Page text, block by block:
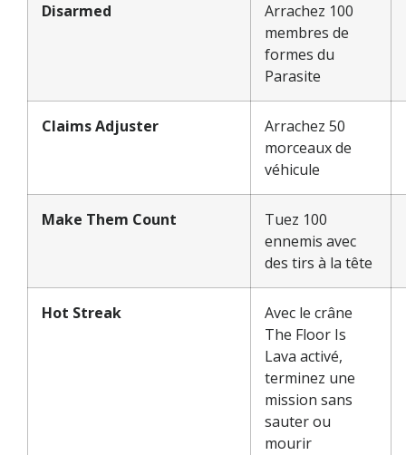
Disarmed
Arrachez 100
membres de
formes du
Parasite
Claims Adjuster
Arrachez 50
morceaux de
véhicule
Make Them Count
Tuez 100
ennemis avec
des tirs à la tête
Hot Streak
Avec le crâne
The Floor Is
Lava activé,
terminez une
mission sans
sauter ou
mourir